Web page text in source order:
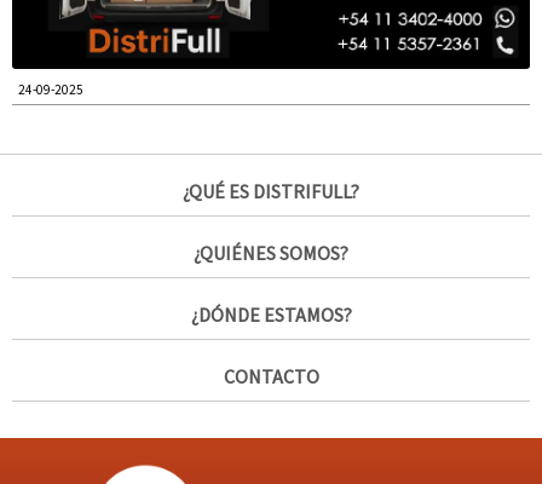
24-09-2025
¿QUÉ ES DISTRIFULL?
¿QUIÉNES SOMOS?
¿DÓNDE ESTAMOS?
CONTACTO